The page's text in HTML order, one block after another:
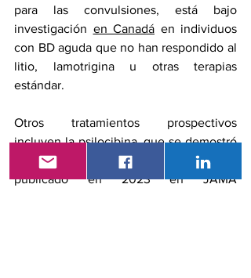
para las convulsiones, está bajo
investigación en Canadá en individuos
con BD aguda que no han respondido al
litio, lamotrigina u otras terapias
estándar.
Otros tratamientos prospectivos
incluyen la psilocibina, que se demostró
en un pequeño estudio abierto
publicado en 2023 en JAMA